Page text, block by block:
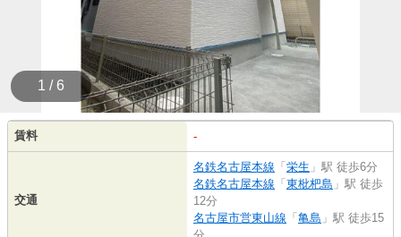
1 / 6
賃料 -
交通
名鉄名古屋本線 「 栄生 」駅 徒歩6分
名鉄名古屋本線 「 東枇杷島 」駅 徒歩
12分
名古屋市営東山線 「 亀島 」駅 徒歩15